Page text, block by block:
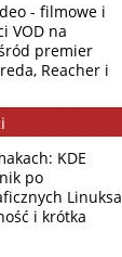
- filmowe i
VOD na
premier
Reacher i
KDE
po
Linuksa
i krótka